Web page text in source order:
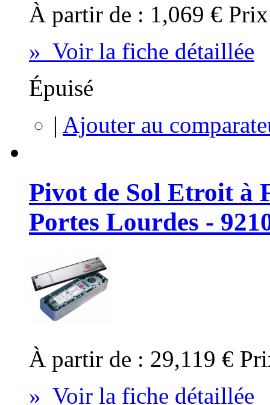
À partir de : 1,069 €
» Voir la fiche détaillée
Épuisé
| Ajouter au
Pivot de Sol Etroit à
Portes Lourdes -
À partir de : 29,119 €
» Voir la fiche détaillée